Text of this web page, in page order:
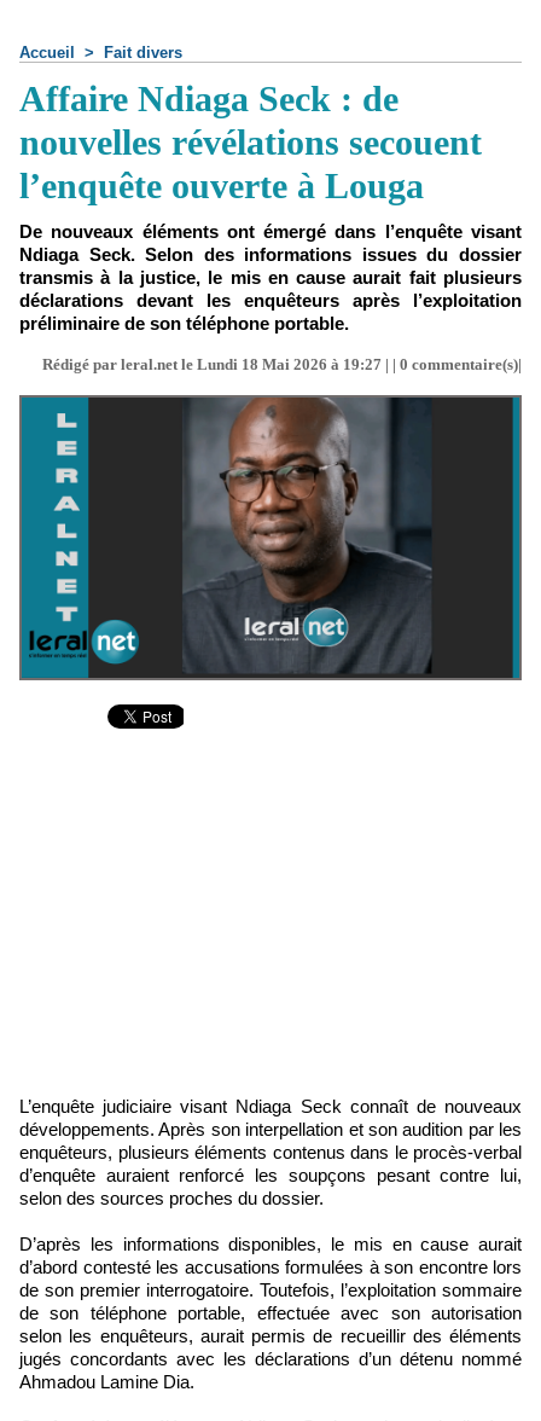
Accueil > Fait divers
Affaire Ndiaga Seck : de
nouvelles révélations secouent
l’enquête ouverte à Louga
De nouveaux éléments ont émergé dans l’enquête visant
Ndiaga Seck. Selon des informations issues du dossier
transmis à la justice, le mis en cause aurait fait plusieurs
déclarations devant les enquêteurs après l’exploitation
préliminaire de son téléphone portable.
Rédigé par leral.net le Lundi 18 Mai 2026 à 19:27 | | 0 commentaire(s)|
L’enquête judiciaire visant Ndiaga Seck connaît de nouveaux
développements. Après son interpellation et son audition par les
enquêteurs, plusieurs éléments contenus dans le procès-verbal
d’enquête auraient renforcé les soupçons pesant contre lui,
selon des sources proches du dossier.
D’après les informations disponibles, le mis en cause aurait
d’abord contesté les accusations formulées à son encontre lors
de son premier interrogatoire. Toutefois, l’exploitation sommaire
de son téléphone portable, effectuée avec son autorisation
selon les enquêteurs, aurait permis de recueillir des éléments
jugés concordants avec les déclarations d’un détenu nommé
Ahmadou Lamine Dia.